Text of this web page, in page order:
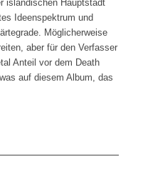
isländischen Hauptstadt
Ideenspektrum und
Möglicherweise
aber für den Verfasser
Anteil vor dem Death
auf diesem Album, das